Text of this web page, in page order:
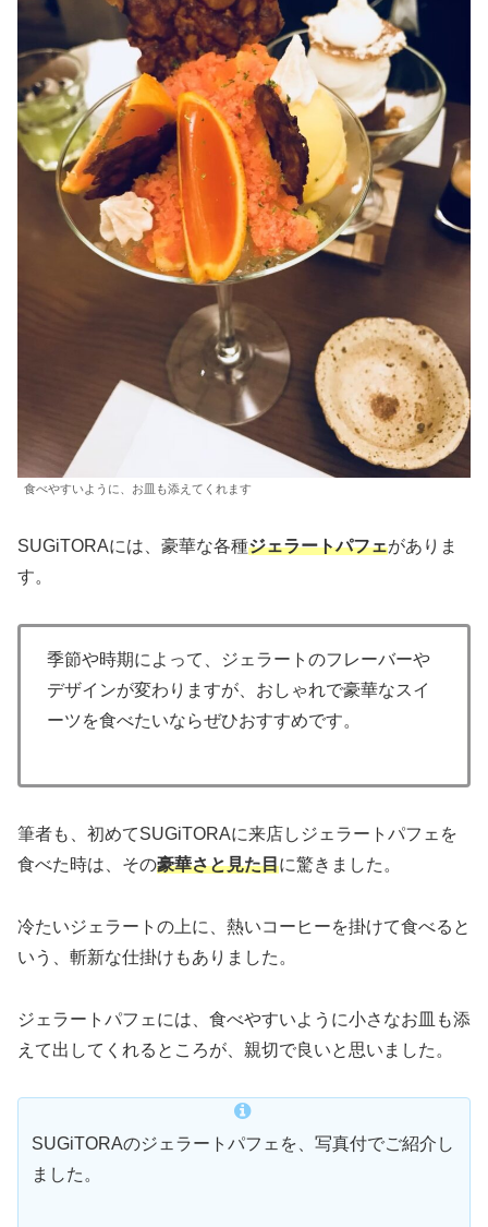
食べやすいように、お皿も添えてくれます
SUGiTORAには、豪華な各種ジェラートパフェがありま
す。
季節や時期によって、ジェラートのフレーバーや
デザインが変わりますが、おしゃれで豪華なスイ
ーツを食べたいならぜひおすすめです。
筆者も、初めてSUGiTORAに来店しジェラートパフェを
食べた時は、その豪華さと見た目に驚きました。
冷たいジェラートの上に、熱いコーヒーを掛けて食べると
いう、斬新な仕掛けもありました。
ジェラートパフェには、食べやすいように小さなお皿も添
えて出してくれるところが、親切で良いと思いました。
SUGiTORAのジェラートパフェを、写真付でご紹介し
ました。